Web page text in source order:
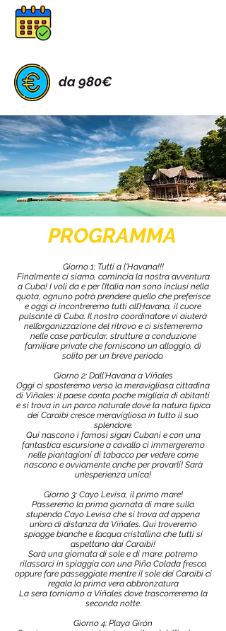
da 980€
PROGRAMMA
Giorno 1: Tutti a l'Havana!!!
Finalmente ci siamo, comincia la nostra avventura
a Cuba! I voli da e per l’Italia non sono inclusi nella
quota, ognuno potrà prendere quello che preferisce
e oggi ci incontreremo tutti all’Havana, il cuore
pulsante di Cuba. Il nostro coordinatore vi aiuterà
nell’organizzazione del ritrovo e ci sistemeremo
nelle case particular, strutture a conduzione
familiare private che forniscono un alloggio, di
solito per un breve periodo.
Giorno 2: Dall'Havana a Viñales
Oggi ci sposteremo verso la meravigliosa cittadina
di Viñales: il paese conta poche migliaia di abitanti
e si trova in un parco naturale dove la natura tipica
dei Caraibi cresce meravigliosa in tutto il suo
splendore.
Qui nascono i famosi sigari Cubani e con una
fantastica escursione a cavallo ci immergeremo
nelle piantagioni di tabacco per vedere come
nascono e ovviamente anche per provarli! Sarà
un’esperienza unica!
Giorno 3: Cayo Levisa, il primo mare!
Passeremo la prima giornata di mare sulla
stupenda Cayo Levisa che si trova ad appena
un’ora di distanza da Viñales. Qui troveremo
spiagge bianche e l’acqua cristallina che tutti si
aspettano dai Caraibi!
Sarà una giornata di sole e di mare: potremo
rilassarci in spiaggia con una Piña Colada fresca
oppure fare passeggiate mentre il sole dei Caraibi ci
regala la prima vera abbronzatura
La sera torniamo a Viñales dove trascorreremo la
seconda notte.
Giorno 4: Playa Girón